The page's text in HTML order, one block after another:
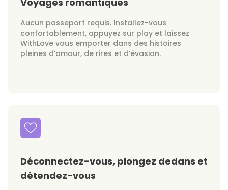
Aucun passeport requis. Installez-vous
confortablement, appuyez sur play et laissez
WithLove vous emporter dans des histoires
pleines d’amour, de rires et d’évasion.
Déconnectez-vous, plongez dedans et
détendez-vous